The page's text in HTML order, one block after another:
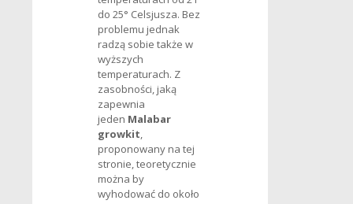
do 25° Celsjusza. Bez
problemu jednak
radzą sobie także w
wyższych
temperaturach. Z
zasobności, jaką
zapewnia
jeden Malabar
growkit,
proponowany na tej
stronie, teoretycznie
można by
wyhodować do około